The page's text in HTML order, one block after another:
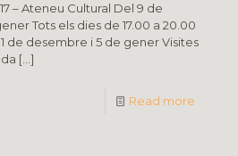
– Ateneu Cultural Del 9 de
Tots els dies de 17.00 a 20.00
de desembre i 5 de gener Visites
[…]
Read more